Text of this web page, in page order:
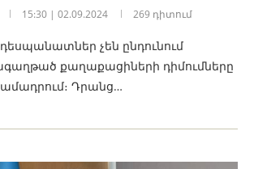
15:30 | 02.09.2024 269 դիտում
չեն ընդունում
քաղաքացիների դիմումները
Դրանց…